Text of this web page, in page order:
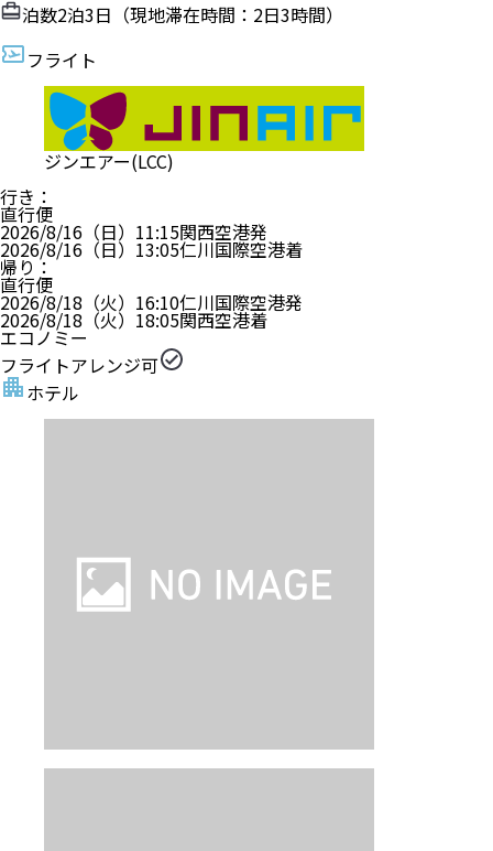
泊数2泊3日（現地滞在時間： 2日3時間）
フライト
ジンエアー(LCC)
行き ：
直行便
2026/8/16（日） 11:15関西空港発
2026/8/16（日） 13:05仁川国際空港着
帰り ：
直行便
2026/8/18（火） 16:10仁川国際空港発
2026/8/18（火） 18:05関西空港着
エコノミー
フライトアレンジ可
ホテル